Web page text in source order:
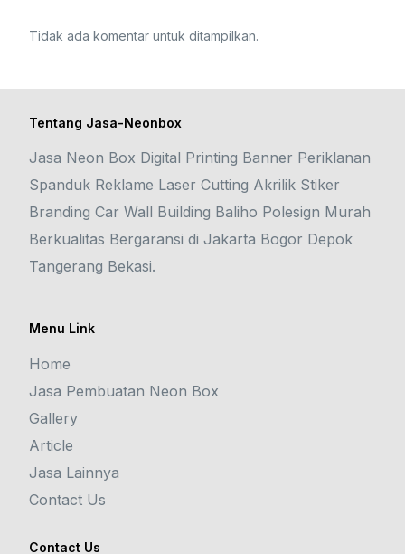
Tidak ada komentar untuk ditampilkan.
Tentang Jasa-Neonbox
Jasa Neon Box Digital Printing Banner Periklanan
Spanduk Reklame Laser Cutting Akrilik Stiker
Branding Car Wall Building Baliho Polesign Murah
Berkualitas Bergaransi di Jakarta Bogor Depok
Tangerang Bekasi.
Menu Link
Home
Jasa Pembuatan Neon Box
Gallery
Article
Jasa Lainnya
Contact Us
Contact Us